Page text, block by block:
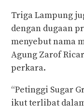
Triga Lampung
dengan dugaan
menyebut nama
Agung Zarof
perkara.
“Petinggi Sugar
ikut terlibat